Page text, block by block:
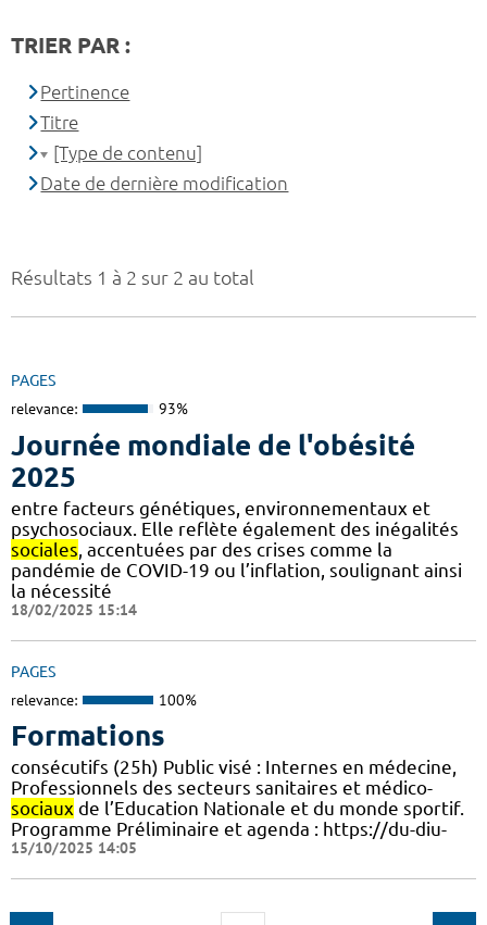
Résultats 1 à 2 sur 2 au total
PAGES
relevance: 93%
Journée mondiale de l'obésité
2025
entre facteurs génétiques, environnementaux et
psychosociaux. Elle reflète également des inégalités
sociales , accentuées par des crises comme la
pandémie de COVID-19 ou l’inflation, soulignant ainsi
la nécessité
18/02/2025 15:14
PAGES
relevance: 100%
Formations
consécutifs (25h) Public visé : Internes en médecine,
Professionnels des secteurs sanitaires et médico-
sociaux de l’Education Nationale et du monde sportif.
Programme Préliminaire et agenda : https://du-diu-
15/10/2025 14:05
TRIER PAR :
Pertinence
Titre
[Type de contenu]
Date de dernière modification